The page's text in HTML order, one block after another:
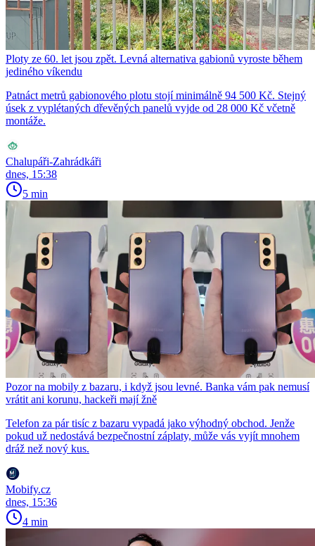
Ploty ze 60. let jsou zpět. Levná alternativa gabionů vyroste během
jediného víkendu
Patnáct metrů gabionového plotu stojí minimálně 94 500 Kč. Stejný
úsek z vyplétaných dřevěných panelů vyjde od 28 000 Kč včetně
montáže.
Chalupáři-Zahrádkáři
dnes, 15:38
5 min
Pozor na mobily z bazaru, i když jsou levné. Banka vám pak nemusí
vrátit ani korunu, hackeři mají žně
Telefon za pár tisíc z bazaru vypadá jako výhodný obchod. Jenže
pokud už nedostává bezpečnostní záplaty, může vás vyjít mnohem
dráž než nový kus.
Mobify.cz
dnes, 15:36
4 min